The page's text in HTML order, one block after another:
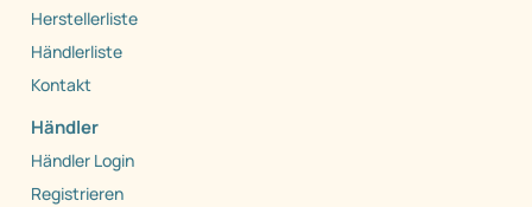
Herstellerliste
Händlerliste
Kontakt
Händler
Händler Login
Registrieren